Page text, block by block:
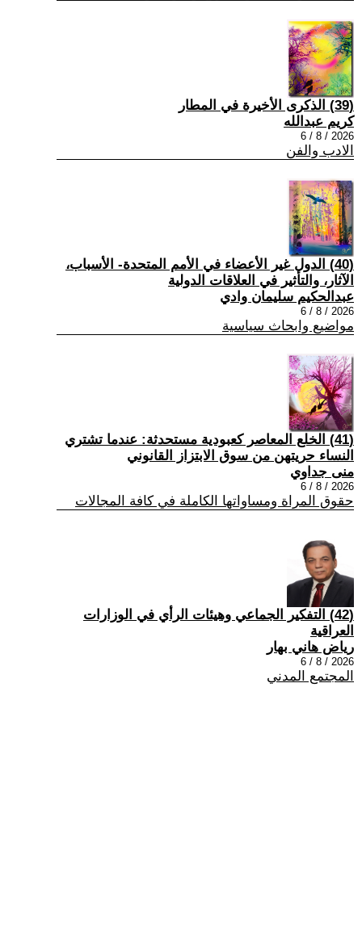
(39) الذكرى الأخيرة في المطار
كريم عبدالله
2026 / 8 / 6
الادب والفن
(40) الدول غير الأعضاء في الأمم المتحدة- الأسباب،
الآثار، والتأثير في العلاقات الدولية
عبدالحكيم سليمان وادي
2026 / 8 / 6
مواضيع وابحاث سياسية
(41) الخلع المعاصر كعبودية مستحدثة: عندما تشتري
النساء حريتهن من سوق الابتزاز القانوني
منى جداوي
2026 / 8 / 6
حقوق المراة ومساواتها الكاملة في كافة المجالات
(42) التفكير الجماعي وهيئات الرأي في الوزارات
العراقية
رياض هاني بهار
2026 / 8 / 6
المجتمع المدني